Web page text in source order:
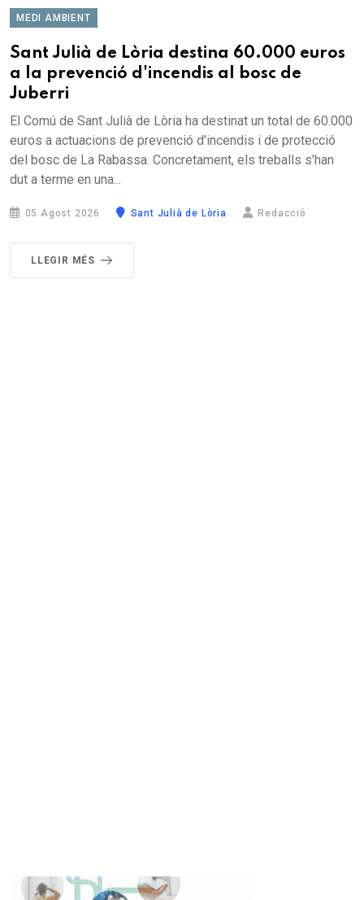
MEDI AMBIENT
Sant Julià de Lòria destina 60.000 euros
a la prevenció d'incendis al bosc de
Juberri
El Comú de Sant Julià de Lòria ha destinat un total de 60.000
euros a actuacions de prevenció d'incendis i de protecció
del bosc de La Rabassa. Concretament, els treballs s'han
dut a terme en una...
05 Agost 2026 Sant Julià de Lòria Redacció
LLEGIR MÉS